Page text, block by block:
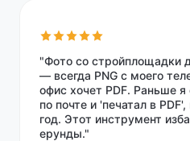
"Фото со стройплощадки
— всегда PNG с моего
офис хочет PDF. Раньше
по почте и 'печатал в
год. Этот инструмент
ерунды."